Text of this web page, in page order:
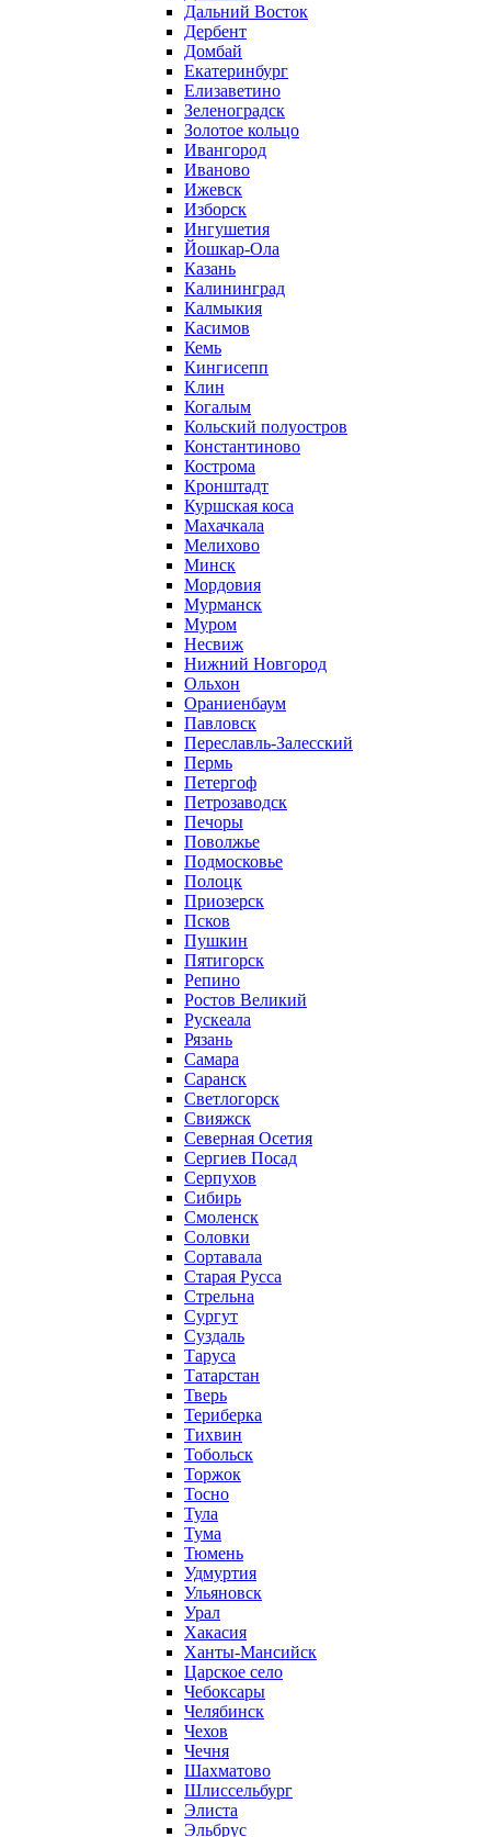
Дальний Восток
Дербент
Домбай
Екатеринбург
Елизаветино
Зеленоградск
Золотое кольцо
Ивангород
Иваново
Ижевск
Изборск
Ингушетия
Йошкар-Ола
Казань
Калининград
Калмыкия
Касимов
Кемь
Кингисепп
Клин
Когалым
Кольский полуостров
Константиново
Кострома
Кронштадт
Куршская коса
Махачкала
Мелихово
Минск
Мордовия
Мурманск
Муром
Несвиж
Нижний Новгород
Ольхон
Ораниенбаум
Павловск
Переславль-Залесский
Пермь
Петергоф
Петрозаводск
Печоры
Поволжье
Подмосковье
Полоцк
Приозерск
Псков
Пушкин
Пятигорск
Репино
Ростов Великий
Рускеала
Рязань
Самара
Саранск
Светлогорск
Свияжск
Северная Осетия
Сергиев Посад
Серпухов
Сибирь
Смоленск
Соловки
Сортавала
Старая Русса
Стрельна
Сургут
Суздаль
Таруса
Татарстан
Тверь
Териберка
Тихвин
Тобольск
Торжок
Тосно
Тула
Тума
Тюмень
Удмуртия
Ульяновск
Урал
Хакасия
Ханты-Мансийск
Царское село
Чебоксары
Челябинск
Чехов
Чечня
Шахматово
Шлиссельбург
Элиста
Эльбрус